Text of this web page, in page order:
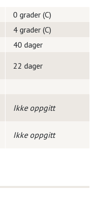
0 grader (C)
4 grader (C)
40 dager
22 dager
Ikke oppgitt
Ikke oppgitt